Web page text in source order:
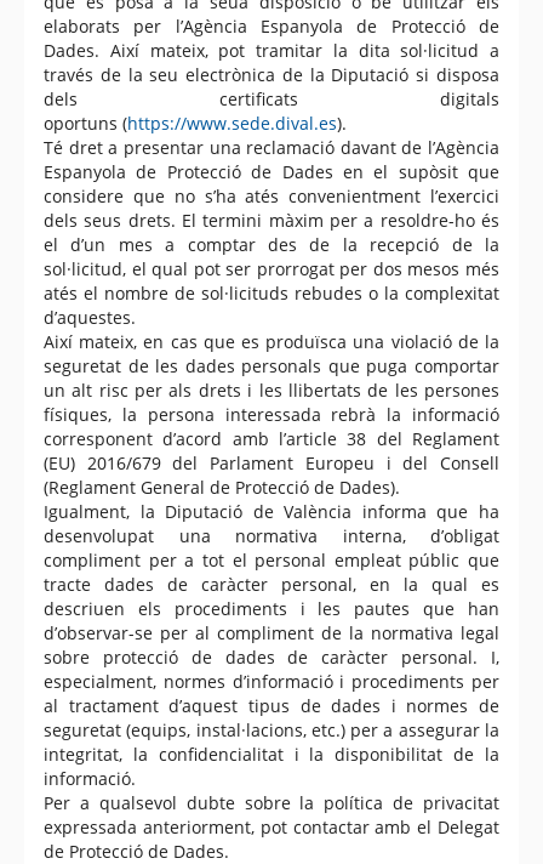
elaborats per l’Agència Espanyola de Protecció de
Dades. Així mateix, pot tramitar la dita sol·licitud a
través de la seu electrònica de la Diputació si disposa
dels certificats digitals
oportuns (https://www.sede.dival.es).
Té dret a presentar una reclamació davant de l’Agència
Espanyola de Protecció de Dades en el supòsit que
considere que no s’ha atés convenientment l’exercici
dels seus drets. El termini màxim per a resoldre-ho és
el d’un mes a comptar des de la recepció de la
sol·licitud, el qual pot ser prorrogat per dos mesos més
atés el nombre de sol·licituds rebudes o la complexitat
d’aquestes.
Així mateix, en cas que es produïsca una violació de la
seguretat de les dades personals que puga comportar
un alt risc per als drets i les llibertats de les persones
físiques, la persona interessada rebrà la informació
corresponent d’acord amb l’article 38 del Reglament
(EU) 2016/679 del Parlament Europeu i del Consell
(Reglament General de Protecció de Dades).
Igualment, la Diputació de València informa que ha
desenvolupat una normativa interna, d’obligat
compliment per a tot el personal empleat públic que
tracte dades de caràcter personal, en la qual es
descriuen els procediments i les pautes que han
d’observar-se per al compliment de la normativa legal
sobre protecció de dades de caràcter personal. I,
especialment, normes d’informació i procediments per
al tractament d’aquest tipus de dades i normes de
seguretat (equips, instal·lacions, etc.) per a assegurar la
integritat, la confidencialitat i la disponibilitat de la
informació.
Per a qualsevol dubte sobre la política de privacitat
expressada anteriorment, pot contactar amb el Delegat
de Protecció de Dades.